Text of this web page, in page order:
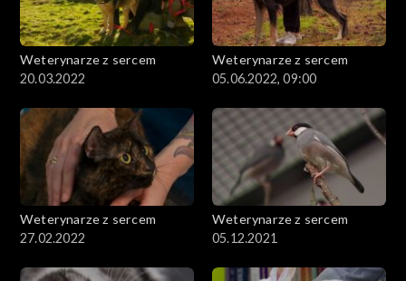
Weterynarze z sercem
20.03.2022
Weterynarze z sercem
05.06.2022, 09:00
Weterynarze z sercem
27.02.2022
Weterynarze z sercem
05.12.2021